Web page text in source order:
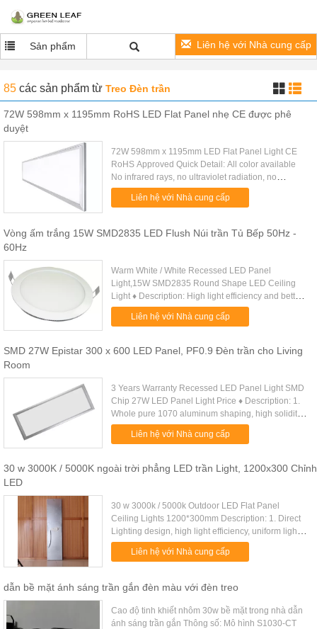
Sản phẩm Liên hệ với Nhà cung cấp
85 các sản phẩm từ Treo Đèn trần
72W 598mm x 1195mm RoHS LED Flat Panel nhẹ CE được phê
duyệt
72W 598mm x 1195mm LED Flat Panel Light CE
RoHS Approved Quick Detail: All color available
No infrared rays, no ultraviolet radiation, no
thermal effect Super energy saving as 70% Instant
start, no flickering, ...
Liên hệ với Nhà cung cấp
Vòng ấm trắng 15W SMD2835 LED Flush Núi trần Tủ Bếp 50Hz -
60Hz
Warm White / White Recessed LED Panel
Light,15W SMD2835 Round Shape LED Ceiling
Light ♦ Description: High light efficiency and better
lighting uniformity by adopting high - performance
LED,Constant current ......
Liên hệ với Nhà cung cấp
SMD 27W Epistar 300 x 600 LED Panel, PF0.9 Đèn trần cho Living
Room
3 Years Warranty Recessed LED Panel Light SMD
Chip 27W LED Panel Light Price ♦ Description: 1.
Whole pure 1070 aluminum shaping, high solidity
and long lifespan. 2. Illumination of the lamp is
designed to meet ...
Liên hệ với Nhà cung cấp
30 w 3000K / 5000K ngoài trời phẳng LED trần Light, 1200x300 Chỉnh
LED
30 w 3000k / 5000k Outdoor LED Flat Panel
Ceiling Lights 1200*300mm Description: 1. Direct
Lighting design, high light efficiency, uniform light
output; 2. Convenient installation, erection,
embedded, surface ....
Liên hệ với Nhà cung cấp
dẫn bề mặt ánh sáng trần gắn đèn màu với đèn treo
Cao độ tinh khiết nhôm 30w bề mặt trong nhà dẫn
ánh sáng trần gắn Thông số: Mô hình S1030-CT